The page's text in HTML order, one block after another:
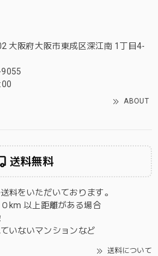
大阪府大阪市東成区深江南 1丁目4-
ABOUT
送料無料
料をいただいております。
km 以上距離がある場合
いないマンションなど
送料について